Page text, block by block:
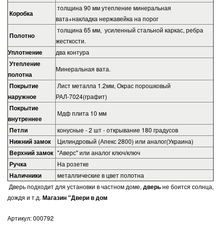
Коробка
толщина 90 мм утепление минеральная
вата+накладка нержавейка на порог
Полотно
толщина 65 мм, усиленный стальной каркас, ребра
жесткости.
Уплотнение два контура
Утепление
полотна
Минеральная вата.
Покрытие
наружное
Лист металла 1.2мм, Окрас порошковый
РАЛ-7024(графит)
Покрытие
внутреннее
Мдф плита 10 мм
Петли конусные - 2 шт - открывание 180 градусов
Нижний замок Цилиндровый (Апекс 2800) или аналог(Украина)
Верхний замок "Аверс" или аналог ключ/ключ
Ручка На розетке
Наличники
металлические в цвет полотна
Дверь подходит для установки в частном доме, дверьне боится солнца,
дождя и т.д. Магазин "Двери в дом
Артикул:000792